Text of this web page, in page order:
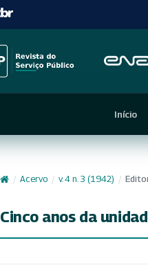
Início
/ Acervo / v. 4 n. 3 (1942) /
Cinco anos da